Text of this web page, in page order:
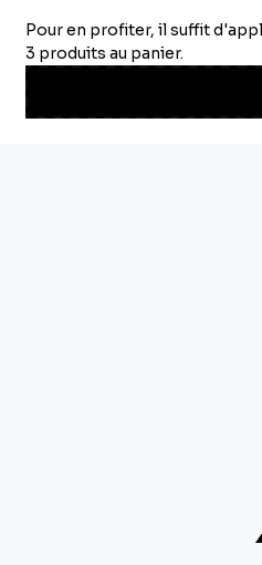
pas encore de
NOTRE POLITIQUE DE